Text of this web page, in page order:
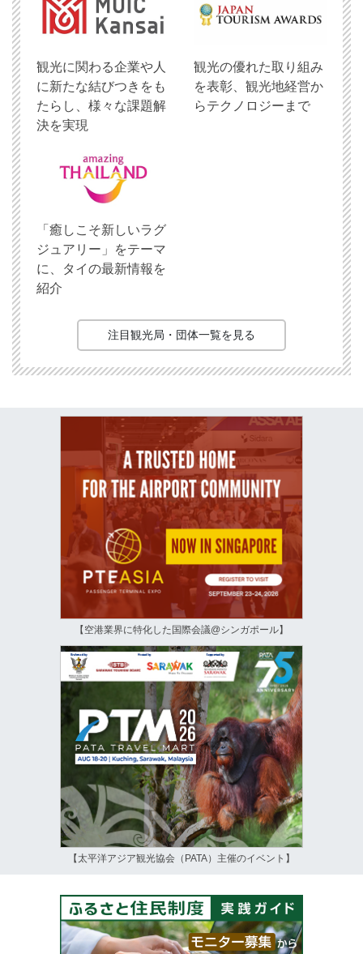
観光に関わる企業や人
に新たな結びつきをも
たらし、様々な課題解
決を実現
観光の優れた取り組み
を表彰、観光地経営か
らテクノロジーまで
「癒しこそ新しいラグ
ジュアリー」をテーマ
に、タイの最新情報を
紹介
注目観光局・団体一覧を見る
【空港業界に特化した国際会議@シンガポール】
【太平洋アジア観光協会（PATA）主催のイベント】